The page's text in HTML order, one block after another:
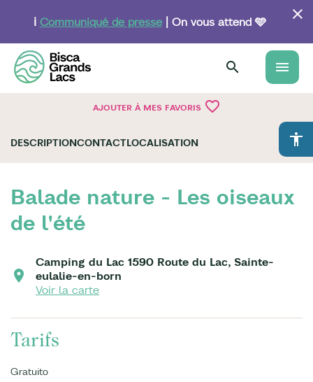
principal
ℹ️ Communiqué de presse| On vous attend 🩵
menu
AJOUTER À MES FAVORIS favorite_border
accessibility
DESCRIPTIONCONTACTLOCALISATION
Balade nature - Les oiseaux
de l'été
Camping du Lac 1590 Route du Lac, Sainte-
eulalie-en-born
Voir la carte
Tarifs
Gratuito